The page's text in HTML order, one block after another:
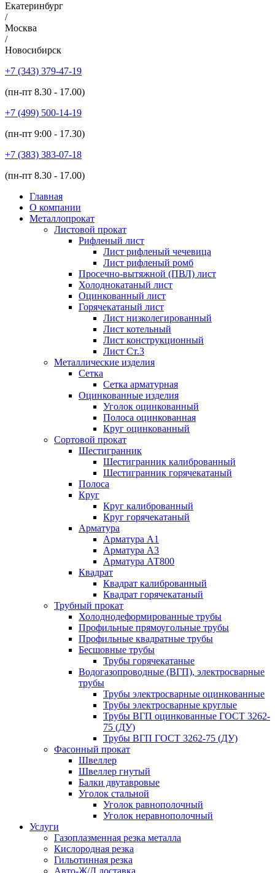
Екатеринбург
/
Москва
/
Новосибирск
+7 (343) 379-47-19
(пн-пт 8.30 - 17.00)
+7 (499) 500-14-19
(пн-пт 9:00 - 17.30)
+7 (383) 383-07-18
(пн-пт 8.30 - 17.00)
Главная
О компании
Металлопрокат
Листовой прокат
Рифленый лист
Лист рифленый чечевица
Лист рифленый ромб
Просечно-вытяжной (ПВЛ) лист
Холоднокатаный лист
Оцинкованный лист
Горячекатаный лист
Лист низколегированный
Лист котельный
Лист конструкционный
Лист Ст.3
Металлические изделия
Сетка
Сетка арматурная
Оцинкованные изделия
Уголок оцинкованный
Полоса оцинкованная
Круг оцинкованный
Сортовой прокат
Шестигранник
Шестигранник калиброванный
Шестигранник горячекатаный
Полоса
Круг
Круг калиброванный
Круг горячекатаный
Арматура
Арматура А1
Арматура А3
Арматура АТ800
Квадрат
Квадрат калиброванный
Квадрат горячекатаный
Трубный прокат
Холоднодеформированные трубы
Профильные прямоугольные трубы
Профильные квадратные трубы
Бесшовные трубы
Трубы горячекатаные
Водогазопроводные (ВГП), электросварные
трубы
Трубы электросварные оцинкованные
Трубы электросварные круглые
Трубы ВГП оцинкованные ГОСТ 3262-
75 (ДУ)
Трубы ВГП ГОСТ 3262-75 (ДУ)
Фасонный прокат
Швеллер
Швеллер гнутый
Балки двутавровые
Уголок стальной
Уголок равнополочный
Уголок неравнополочный
Услуги
Газоплазменная резка металла
Кислородная резка
Гильотинная резка
Авто-Ж/Д доставка